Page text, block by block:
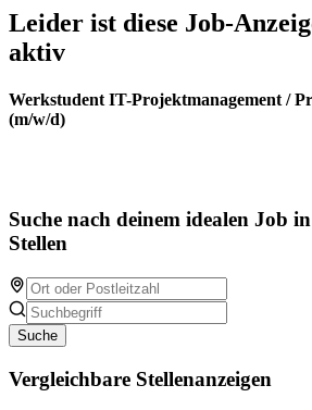
Leider ist diese Job-
aktiv
Werkstudent IT-Projektmanagement /
(m/w/d)
Suche nach deinem idealen Job
Stellen
Suche
Vergleichbare Stellenanzeigen